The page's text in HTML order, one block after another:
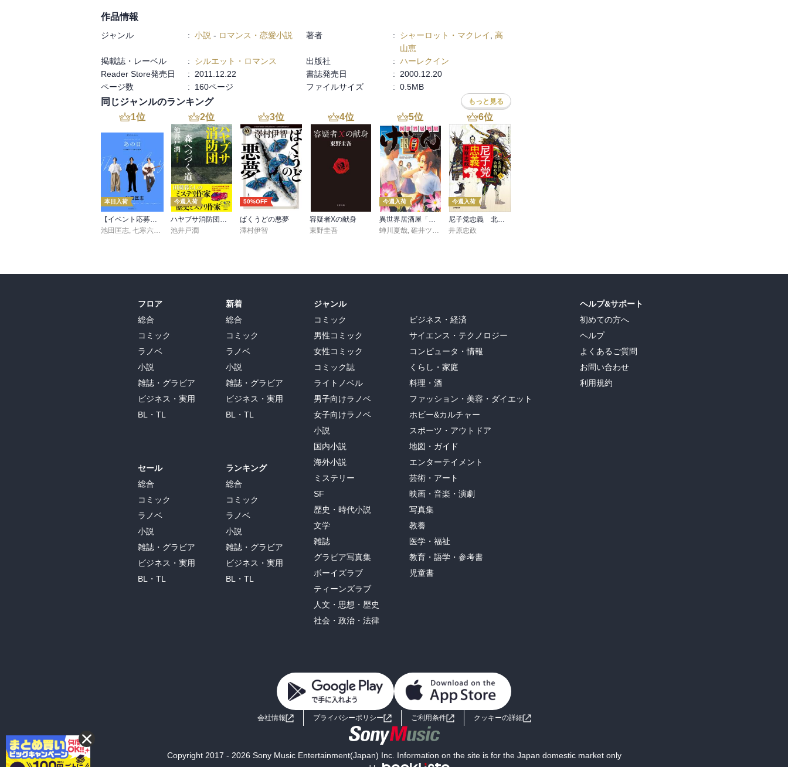
作品情報
ジャンル : 小説 - ロマンス・恋愛小説 著者 : シャーロット・マクレイ
高
山恵
掲載誌・レーベル
: シルエット・ロマンス 出版社 : ハーレクイン
Reader Store発売日
: 2011.12.22 書誌発売日 :
2000.12.20
ページ数
: 160ページ ファイルサイズ : 0.5MB
同じジャンルのランキング もっと見る
1位
本日入荷
【イベント応募シリアルコード付】池田匡志出演・オーディオフォトブック「あの日」SPECIAL EDITION（音声／動画付）
池田匡志, 七寒六温 konoko58,
2位
今週入荷
ハヤブサ消防団 森へつづく道
池井戸潤
3位
50%OFF
ばくうどの悪夢
澤村伊智
4位
容疑者Xの献身
東野圭吾
5位
今週入荷
異世界居酒屋「げん」三杯目
蝉川夏哉, 碓井ツカサ
6位
今週入荷
尼子党忠義 北近江合戦心得〈八〉
井原忠政
フロア
総合
コミック
ラノベ
小説
雑誌・グラビア
ビジネス・実用
BL・TL
セール
総合
コミック
ラノベ
小説
雑誌・グラビア
ビジネス・実用
BL・TL
新着
総合
コミック
ラノベ
小説
雑誌・グラビア
ビジネス・実用
BL・TL
ランキング
総合
コミック
ラノベ
小説
雑誌・グラビア
ビジネス・実用
BL・TL
ジャンル
コミック
男性コミック
女性コミック
コミック誌
ライトノベル
男子向けラノベ
女子向けラノベ
小説
国内小説
海外小説
ミステリー
SF
歴史・時代小説
文学
雑誌
グラビア写真集
ボーイズラブ
ティーンズラブ
人文・思想・歴史
社会・政治・法律
ビジネス・経済
サイエンス・テクノロジー
コンピュータ・情報
くらし・家庭
料理・酒
ファッション・美容・ダイエット
ホビー&カルチャー
スポーツ・アウトドア
地図・ガイド
エンターテイメント
芸術・アート
映画・音楽・演劇
写真集
教養
医学・福祉
教育・語学・参考書
児童書
ヘルプ&サポート
初めての方へ
ヘルプ
よくあるご質問
お問い合わせ
利用規約
会社情報 プライバシーポリシー ご利用条件 クッキーの詳細
Copyright 2017 - 2026 Sony Music Entertainment(Japan) Inc. Information on the site is for the Japan domestic market only